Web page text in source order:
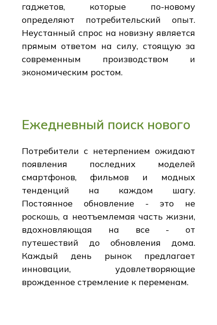
гаджетов, которые по-новому
определяют потребительский опыт.
Неустанный спрос на новизну является
прямым ответом на силу, стоящую за
современным производством и
экономическим ростом.
Ежедневный поиск нового
Потребители с нетерпением ожидают
появления последних моделей
смартфонов, фильмов и модных
тенденций на каждом шагу.
Постоянное обновление - это не
роскошь, а неотъемлемая часть жизни,
вдохновляющая на все - от
путешествий до обновления дома.
Каждый день рынок предлагает
инновации, удовлетворяющие
врожденное стремление к переменам.